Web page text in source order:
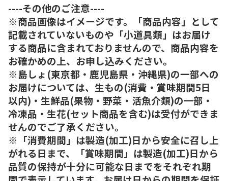
----その他のご注意----
※商品画像はイメージです。「商品内容」として
記載されていないものや「小道具類」はお届け
する商品に含まれておりませんので、商品内容を
お確かめの上、お申し込みください。
※島しょ(東京都・鹿児島県・沖縄県)の一部への
お届けについては、生もの(消費・賞味期間5日
以内)・生鮮品(果物・野菜・活魚介類)の一部・
冷凍品・生花(セット商品を含む)は受付ができま
せんのでご了承ください。
※「消費期間」は製造(加工)日から安全に召し上
がれる日まで、「賞味期間」は製造(加工)日から
品質の保持が十分に可能な日までをそれぞれ期